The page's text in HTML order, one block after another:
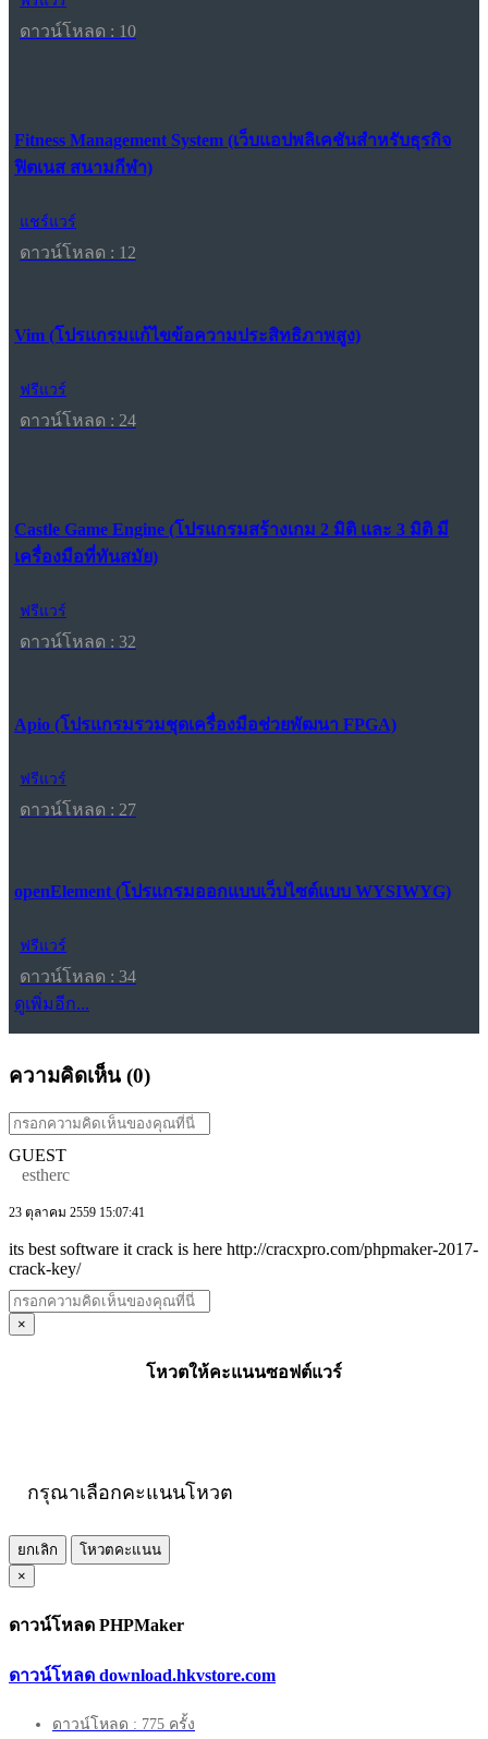
ดาวน์โหลด : 10
Fitness Management System (เว็บแอปพลิเคชันสำหรับธุรกิจ
ฟิตเนส สนามกีฬา)
แชร์แวร์
ดาวน์โหลด : 12
Vim (โปรแกรมแก้ไขข้อความประสิทธิภาพสูง)
ฟรีแวร์
ดาวน์โหลด : 24
Castle Game Engine (โปรแกรมสร้างเกม 2 มิติ และ 3 มิติ มี
เครื่องมือที่ทันสมัย)
ฟรีแวร์
ดาวน์โหลด : 32
Apio (โปรแกรมรวมชุดเครื่องมือช่วยพัฒนา FPGA)
ฟรีแวร์
ดาวน์โหลด : 27
openElement (โปรแกรมออกแบบเว็บไซต์แบบ WYSIWYG)
ฟรีแวร์
ดาวน์โหลด : 34
ดูเพิ่มอีก...
ความคิดเห็น (0)
GUEST
estherc
23 ตุลาคม 2559 15:07:41
its best software it crack is here http://cracxpro.com/phpmaker-2017-
crack-key/
×
โหวตให้คะแนนซอฟต์แวร์
กรุณาเลือกคะแนนโหวต
ยกเลิก
โหวตคะแนน
×
ดาวน์โหลด PHPMaker
ดาวน์โหลด download.hkvstore.com
ดาวน์โหลด : 775 ครั้ง